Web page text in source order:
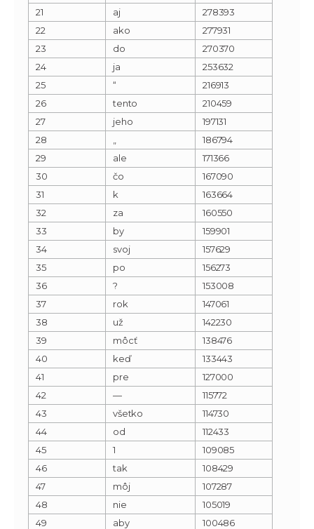
21
aj
278393
22
ako
277931
23
do
270370
24
ja
253632
25
“
216913
26
tento
210459
27
jeho
197131
28
186794
29
ale
171366
30
čo
167090
31
k
163664
32
za
160550
33
by
159901
34
svoj
157629
35
po
156273
36
?
153008
37
rok
147061
38
už
142230
39
môcť
138476
40
keď
133443
41
pre
127000
42
—
115772
43
všetko
114730
44
od
112433
45
1
109085
46
tak
108429
47
môj
107287
48
nie
105019
49
aby
100486